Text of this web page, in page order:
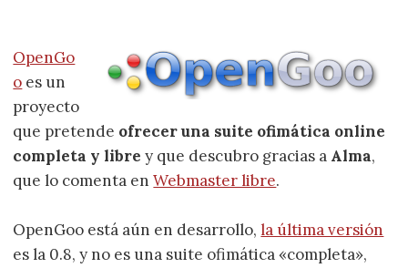
OpenGo
o es un
proyecto
que pretende ofrecer una suite ofimática online
completa y libre y que descubro gracias a Alma,
que lo comenta enWebmaster libre.
OpenGoo está aún en desarrollo,la última versión
es la 0.8, y no es una suite ofimática «completa»,